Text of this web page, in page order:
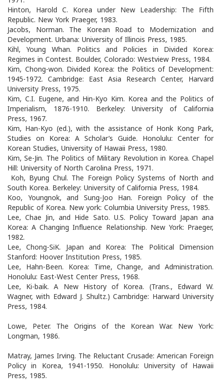
Hinton, Harold C. Korea under New Leadership: The Fifth
Republic. New York Praeger, 1983.
Jacobs, Norman. The Korean Road to Modernization and
Development. Urbana: University of Illinois Press, 1985.
Kihl, Young Whan. Politics and Policies in Divided Korea:
Regimes in Contest. Boulder, Colorado: Westview Press, 1984.
Kim, Chong-won. Divided Korea: the Politics of Development:
1945-1972. Cambridge: East Asia Research Center, Harvard
University Press, 1975.
Kim, C.I. Eugene, and Hin-Kyo Kim. Korea and the Politics of
Imperialism, 1876-1910. Berkeley: University of California
Press, 1967.
Kim, Han-Kyo (ed.), with the assistance of Honk Kong Park,
Studies on Korea: A Scholar’s Guide. Honolulu: Center for
Korean Studies, University of Hawaii Press, 1980.
Kim, Se-Jin. The Politics of Military Revolution in Korea. Chapel
Hill: University of North Carolina Press, 1971.
Koh, Byung Chul. The Foreign Policy Systems of North and
South Korea. Berkeley: University of California Press, 1984.
Koo, Youngnok, and Sung-Joo Han. Foreign Policy of the
Republic of Korea. New york: Columbia University Press, 1985.
Lee, Chae Jin, and Hide Sato. U.S. Policy Toward Japan ana
Korea: A Changing Influence Relationship. New York: Praeger,
1982.
Lee, Chong-SiK. Japan and Korea: The Political Dimension
Stanford: Hoover Institution Press, 1985.
Lee, Hahn-Been. Korea: Time, Change, and Administration.
Honolulu: East-West Center Press, 1968.
Lee, Ki-baik. A New History of Korea. (Trans., Edward W.
Wagner, with Edward J. Shultz.) Cambridge: Harward University
Press, 1984.
Lowe, Peter. The Origins of the Korean War. New York:
Longman, 1986.
Matray, James Irving. The Reluctant Crusade: American Foreign
Policy in Korea, 1941-1950. Honolulu: University of Hawaii
Press, 1985.